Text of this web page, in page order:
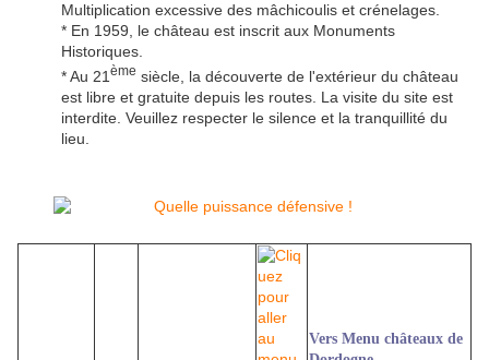
Multiplication excessive des mâchicoulis et crénelages.
* En 1959, le château est inscrit aux Monuments
Historiques.
* Au 21 ème siècle, la découverte de l'extérieur du château
est libre et gratuite depuis les routes. La visite du site est
interdite. Veuillez respecter le silence et la tranquillité du
lieu.
Vers Menu châteaux de